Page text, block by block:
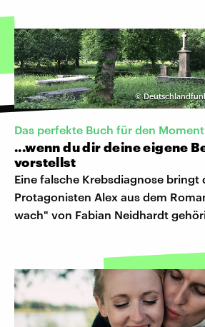
©
Das perfekte Buch für den
...wenn du dir deine eigene
vorstellst
Eine falsche Krebsdiagnose bringt
Protagonisten Alex aus dem
wach" von Fabian Neidhardt